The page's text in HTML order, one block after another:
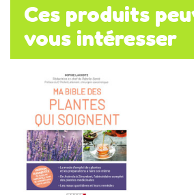
Ces produits
vous intéresser